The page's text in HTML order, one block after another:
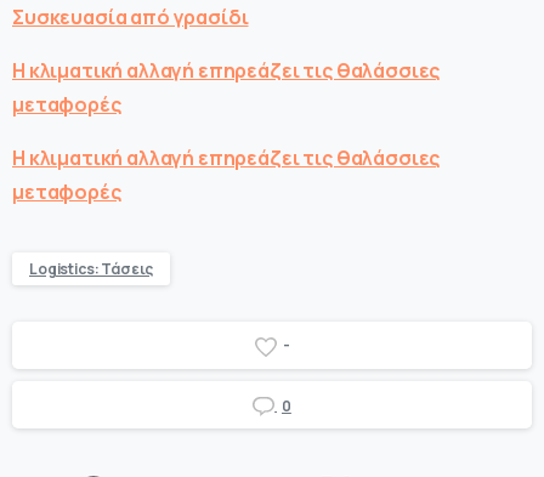
Συσκευασία από γρασίδι
Η κλιματική αλλαγή επηρεάζει τις θαλάσσιες
μεταφορές
Η κλιματική αλλαγή επηρεάζει τις θαλάσσιες
μεταφορές
Logistics: Τάσεις
-
0